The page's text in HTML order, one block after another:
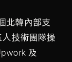
北韓內部支
技術團隊操
及